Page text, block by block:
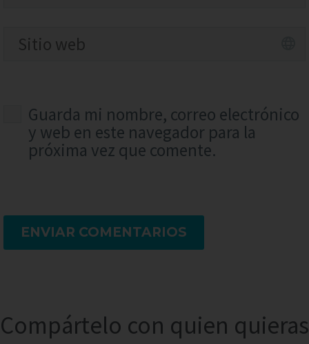
Guarda mi nombre, correo electrónico
y web en este navegador para la
próxima vez que comente.
ENVIAR COMENTARIOS
Compártelo con quien quieras